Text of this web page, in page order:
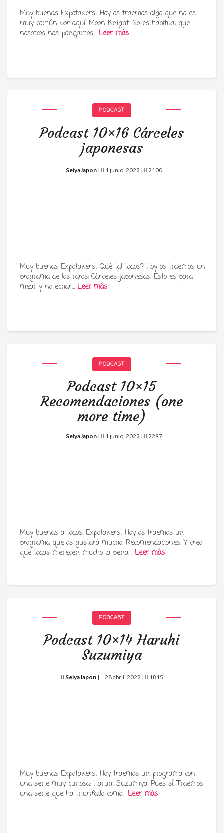
Muy buenas Expotakers! Hoy os traemos algo que no es
muy común por aquí: Moon Knight. No es habitual que
nosotros nos pongamos… Leer más
PODCAST
Podcast 10×16 Cárceles
japonesas
SeiyaJapon | 1 junio, 2022 | 2100
Muy buenas Expotakers! Qué tal todos? Hoy os traemos un
programa de los raros: Cárceles japonesas. Esto es para
mear y no echar… Leer más
PODCAST
Podcast 10×15
Recomendaciones (one
more time)
SeiyaJapon | 1 junio, 2022 | 2297
Muy buenas a todos, Expotakers! Hoy os traemos un
programa que os gustará mucho: Recomendaciones. Y creo
que todas merecen mucho la pena…. Leer más
PODCAST
Podcast 10×14 Haruhi
Suzumiya
SeiyaJapon| 28 abril, 2022 | 1815
Muy buenas Expotakers! Hoy traemos un programa con
una serie muy curiosa: Haruhi Suzumiya. Pues sí. Traemos
una serie que ha triunfado como… Leer más